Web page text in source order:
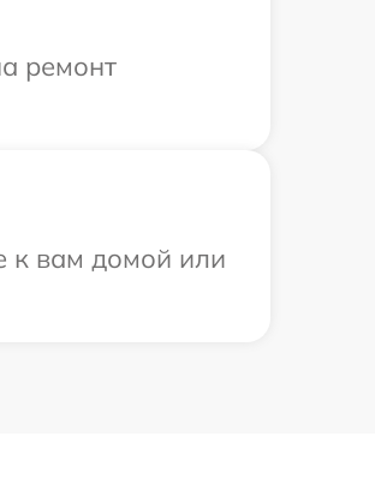
ремонт
к вам домой или